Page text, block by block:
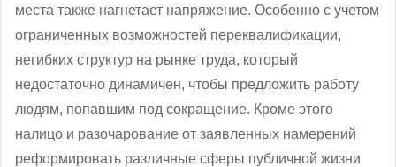
места также нагнетает напряжение. Особенно с учетом
ограниченных возможностей переквалификации,
негибких структур на рынке труда, который
недостаточно динамичен, чтобы предложить работу
людям, попавшим под сокращение. Кроме этого
налицо и разочарование от заявленных намерений
реформировать различные сферы публичной жизни